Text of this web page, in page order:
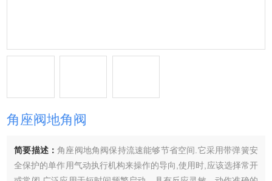
角座阀地角阀
简要描述：角座阀地角阀保持流速能够节省空间.它采用带弹簧安
全保护的单作用气动执行机构来操作的导向,使用时,应该选择常开